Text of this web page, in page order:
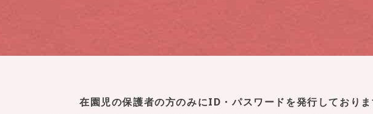
在園児の保護者の方のみにID・パスワードを発行しておりま